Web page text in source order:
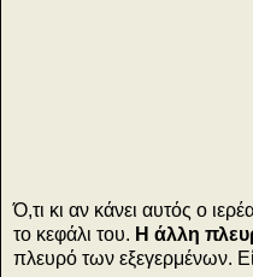
Ό,τι κι αν κάνει αυτός ο
το κεφάλι του. Η άλλη
πλευρό των εξεγερμένων.